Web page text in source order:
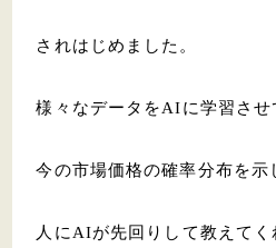
されはじめました。
様々なデータをAIに学習させ
今の市場価格の確率分布を示
人にAIが先回りして教えてく